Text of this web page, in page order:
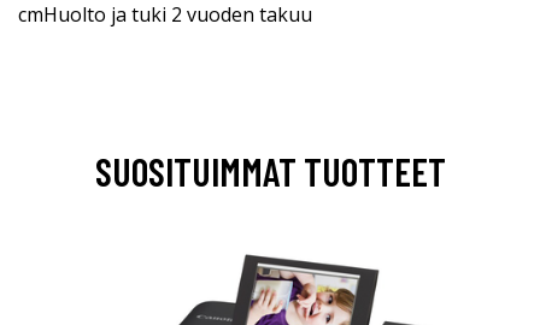
cmHuolto ja tuki 2 vuoden takuu
SUOSITUIMMAT TUOTTEET